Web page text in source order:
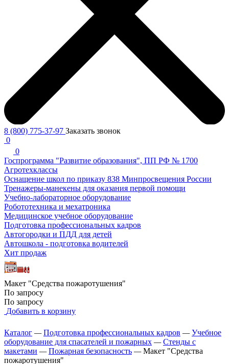
8 (800) 775-37-97 Заказать звонок
0
0
Госпрограмма "Развитие образования", ПП РФ № 1700
Агротехклассы
Оснащение школ по приказу 838 Минпросвещения России
Тренажеры-манекены для оказания первой помощи
Учебно-лабораторное оборудование
Робототехника и мехатроника
Медицинское учебное оборудование
Подготовка профессиональных кадров
Автогородки и ПДД для детей
Автошкола - подготовка водителей
Хит продаж
Макет "Средства пожаротушения"
По запросу
По запросу
Добавить в корзину
Каталог —Подготовка профессиональных кадров —Учебное
оборудование для спасателей и пожарных —Стенды с
макетами —Пожарная безопасность —Макет "Средства
пожаротушения"